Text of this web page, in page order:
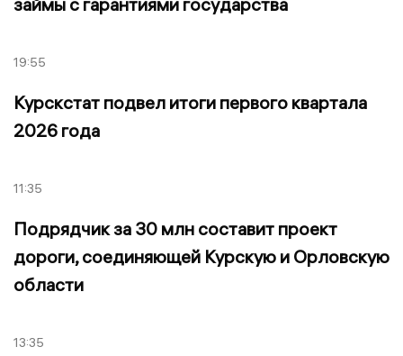
19:55
Курскстат подвел итоги первого квартала
2026 года
11:35
Подрядчик за 30 млн составит проект
дороги, соединяющей Курскую и Орловскую
области
13:35